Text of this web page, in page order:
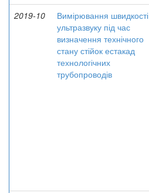
2019-10
Вимірювання швидкості
ультразвуку під час
визначення технічного
стану стійок естакад
технологічних
трубопроводів